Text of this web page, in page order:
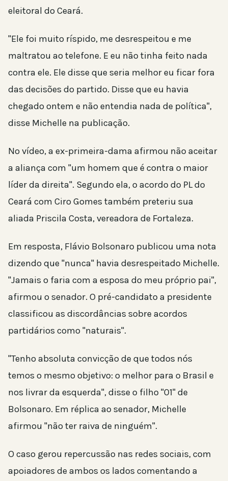
eleitoral do Ceará.
"Ele foi muito ríspido, me desrespeitou e me
maltratou ao telefone. E eu não tinha feito nada
contra ele. Ele disse que seria melhor eu ficar fora
das decisões do partido. Disse que eu havia
chegado ontem e não entendia nada de política",
disse Michelle na publicação.
No vídeo, a ex-primeira-dama afirmou não aceitar
a aliança com "um homem que é contra o maior
líder da direita". Segundo ela, o acordo do PL do
Ceará com Ciro Gomes também preteriu sua
aliada Priscila Costa, vereadora de Fortaleza.
Em resposta, Flávio Bolsonaro publicou uma nota
dizendo que "nunca" havia desrespeitado Michelle.
"Jamais o faria com a esposa do meu próprio pai",
afirmou o senador. O pré-candidato a presidente
classificou as discordâncias sobre acordos
partidários como "naturais".
"Tenho absoluta convicção de que todos nós
temos o mesmo objetivo: o melhor para o Brasil e
nos livrar da esquerda", disse o filho "01" de
Bolsonaro. Em réplica ao senador, Michelle
afirmou "não ter raiva de ninguém".
O caso gerou repercussão nas redes sociais, com
apoiadores de ambos os lados comentando a